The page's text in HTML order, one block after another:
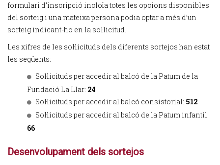
formulari d’inscripció incloïa totes les opcions disponibles
del sorteig i una mateixa persona podia optar a més d’un
sorteig indicant-ho en la sol·licitud.
Les xifres de les sol·licituds dels diferents sortejos han estat
les següents:
Sol·licituds per accedir al balcó de la Patum de la
Fundació La Llar: 24
Sol·licituds per accedir al balcó consistorial: 512
Sol·licituds per accedir al balcó de la Patum infantil:
66
Desenvolupament dels sortejos